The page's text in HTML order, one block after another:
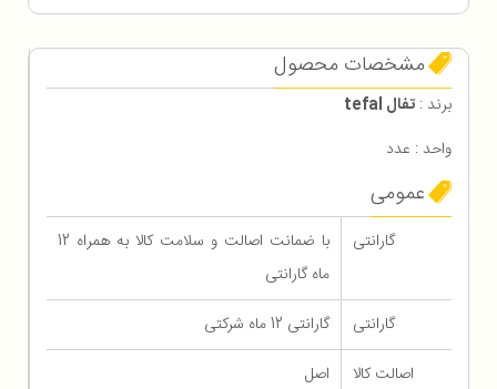
مشخصات محصول
برند : تفال tefal
واحد : عدد
عمومی
گارانتی
با ضمانت اصالت و سلامت کالا به همراه 12
ماه گارانتی
گارانتی
گارانتی 12 ماه شرکتی
اصالت کالا
اصل